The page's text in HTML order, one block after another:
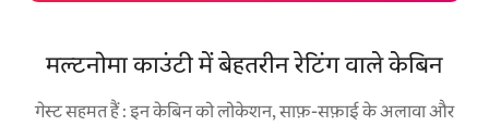
मल्टनोमा काउंटी में बेहतरीन रेटिंग वाले केबिन
गेस्ट सहमत हैं : इन केबिन को लोकेशन, साफ़-सफ़ाई के अलावा और